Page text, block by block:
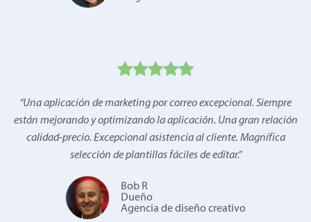
“Una aplicación de marketing por correo excepcional. Siempre
están mejorando y optimizando la aplicación. Una gran relación
calidad-precio. Excepcional asistencia al cliente. Magnífica
selección de plantillas fáciles de editar.”
Bob R
Dueño
Agencia de diseño creativo